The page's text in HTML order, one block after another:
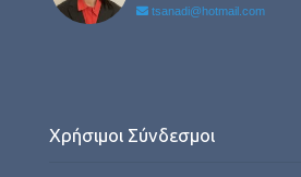
tsanadi@hotmail.com
Χρήσιμοι Σύνδεσμοι